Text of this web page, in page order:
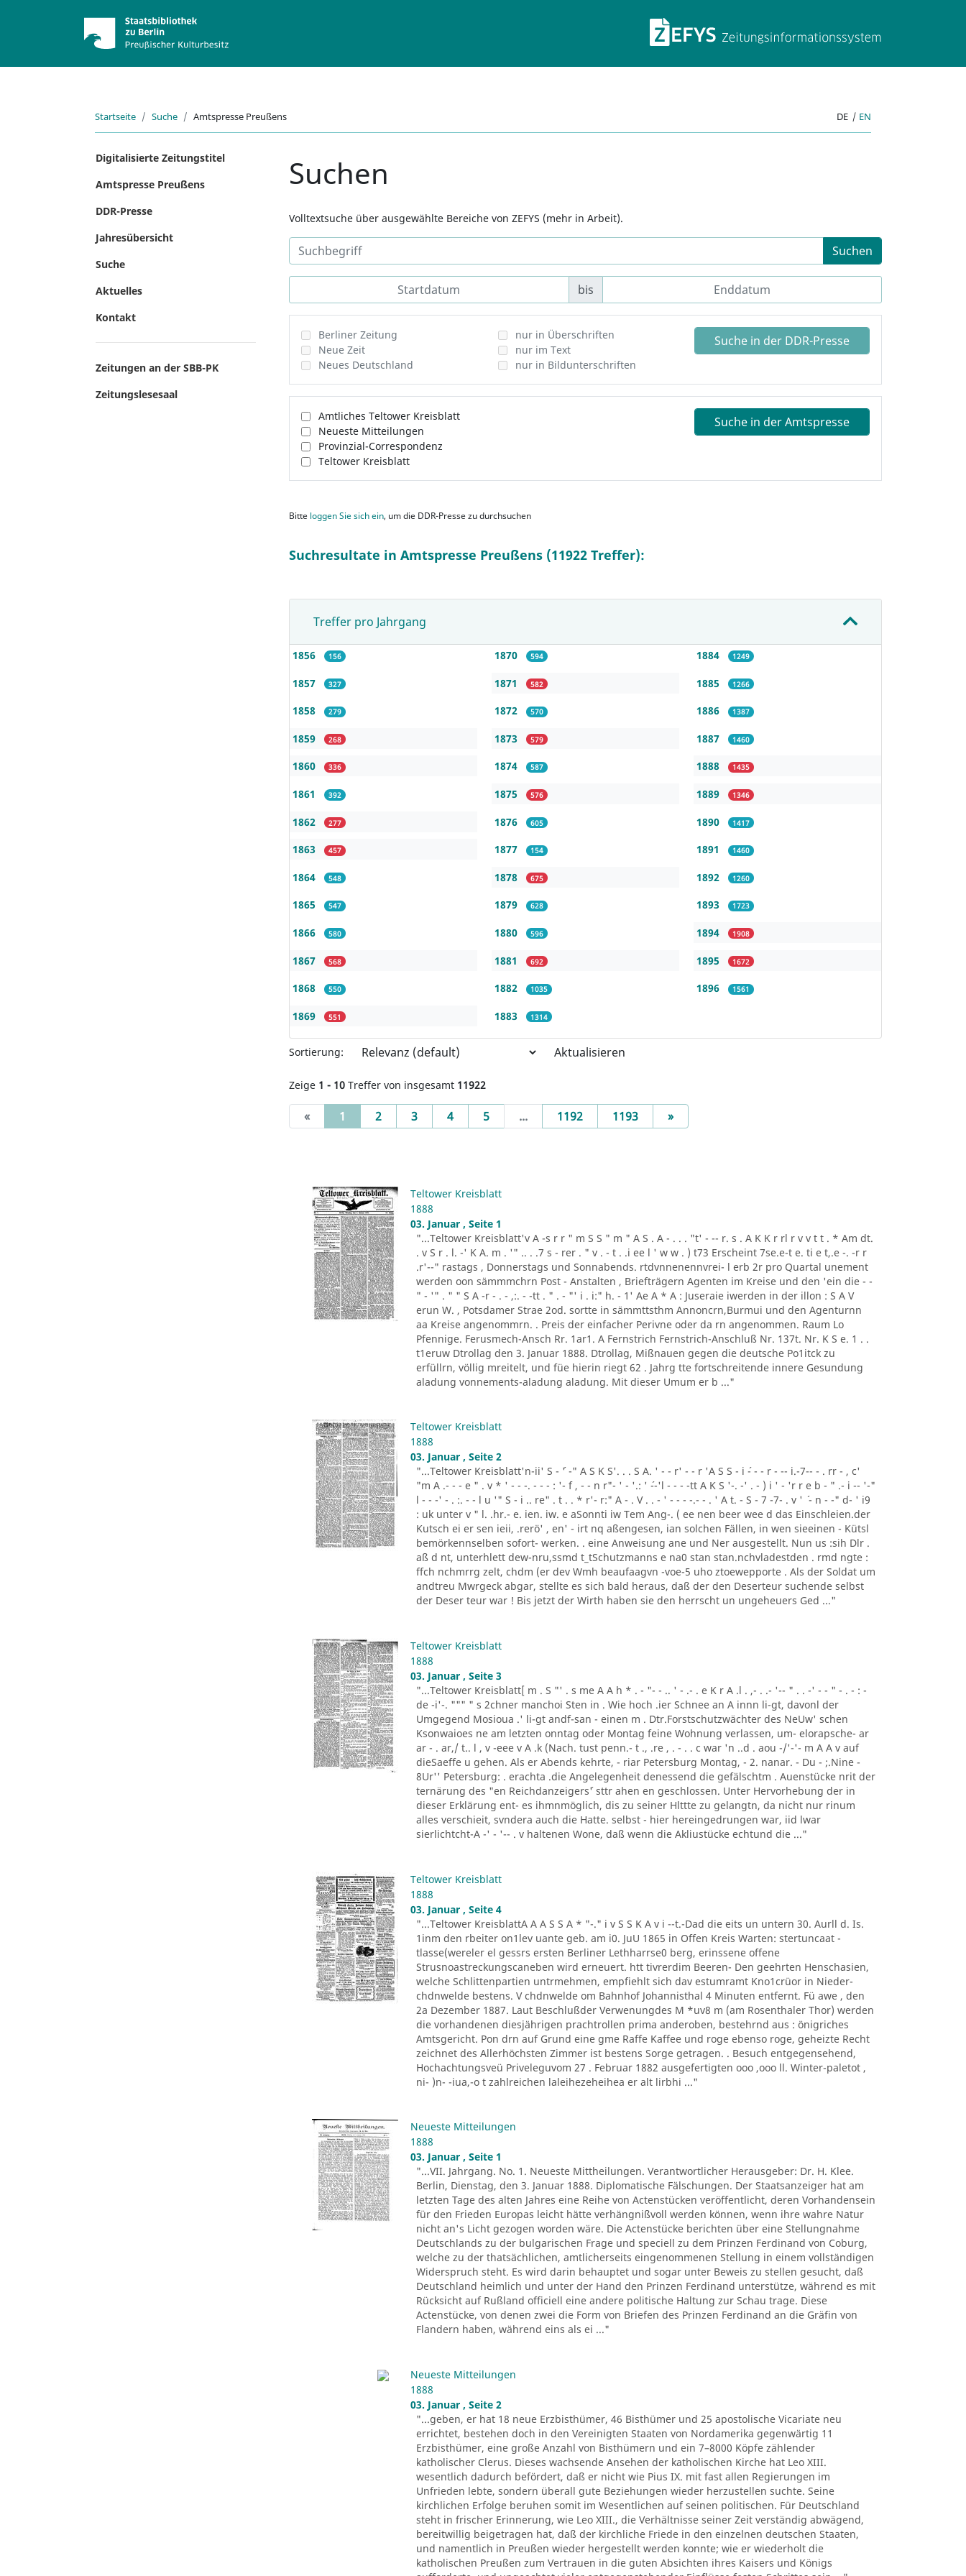
ZEFYS
Startseite Suche Amtspresse Preußens DE | EN
Digitalisierte Zeitungstitel
Amtspresse Preußens
DDR-Presse
Jahresübersicht
Suche
Aktuelles
Kontakt
Zeitungen an der SBB-PK
Zeitungslesesaal
Suchen
Volltextsuche über ausgewählte Bereiche von ZEFYS (mehr in Arbeit).
Suchen
bis
Berliner Zeitung
Neue Zeit
Neues Deutschland
nur in Überschriften
nur im Text
nur in Bildunterschriften
Suche in der DDR-Presse
Amtliches Teltower Kreisblatt
Neueste Mitteilungen
Provinzial-Correspondenz
Teltower Kreisblatt
Suche in der Amtspresse
Bitte loggen Sie sich ein, um die DDR-Presse zu durchsuchen
Suchresultate in Amtspresse Preußens (11922 Treffer):
Treffer pro Jahrgang
1856 156
1857 327
1858 279
1859 268
1860 336
1861 392
1862 277
1863 457
1864 548
1865 547
1866 580
1867 568
1868 550
1869 551
1870 594
1871 582
1872 570
1873 579
1874 587
1875 576
1876 605
1877 154
1878 675
1879 628
1880 596
1881 692
1882 1035
1883 1314
1884 1249
1885 1266
1886 1387
1887 1460
1888 1435
1889 1346
1890 1417
1891 1460
1892 1260
1893 1723
1894 1908
1895 1672
1896 1561
Sortierung: Aktualisieren
Zeige 1 - 10 Treffer von insgesamt 11922
« 1 (current)
2 3 4 5 ... 1192 1193 »Next
Teltower Kreisblatt
1888
03. Januar , Seite 1
"...Teltower Kreisblatt'v A -s r r " m S S " m " A S . A - . . . "t' - -- r. s . A K K r rl r v v t t . * Am dt.
. v S r . l. -' K A. m . '" .. . .7 s - rer . " v . - t . .i ee l ' w w . ) t73 Erscheint 7se.e-t e. ti e t,.e -. -r r
.r'--" rastags , Donnerstags und Sonnabends. rtdvnnenennvrei- l erb 2r pro Quartal unement
werden oon sämmmchrn Post - Anstalten , Briefträgern Agenten im Kreise und den 'ein die - -
" - '" . " " S A -r - . - ,:. - -tt . " . - "' i . i:" h. - 1' Ae A * A : Juseraie iwerden in der illon : S A V
erun W. , Potsdamer Strae 2od. sortte in sämmttsthm Annoncrn,Burmui und den Agenturnn
aa Kreise angenommrn. . Preis der einfacher Perivne oder da rn angenommen. Raum Lo
Pfennige. Ferusmech-Ansch Rr. 1ar1. A Fernstrich Fernstrich-Anschluß Nr. 137t. Nr. K S e. 1 . .
t1eruw Dtrollag den 3. Januar 1888. Dtrollag, Mißnauen gegen die deutsche Po1itck zu
erfüllrn, völlig mreitelt, und füe hierin riegt 62 . Jahrg tte fortschreitende innere Gesundung
aladung vonnements-aladung aladung. Mit dieser Umum er b ..."
Teltower Kreisblatt
1888
03. Januar , Seite 2
"...Teltower Kreisblatt'n-ii' S - ´' -" A S K S'. . . S A. ' - - r' - - r 'A S S - i ´- - - r - -- i.-7-- - . rr - , c'
"m A .- - - e " . v * ' - - -. - - - : '- f , - - n r"- ' - '.: ' ´--'l - - - -tt A K S '-. -' . - ) i ' - 'r r e b - " .- i -- '-"
l - - -' - . :. - - l u '" S - i .. re" . t . . * r'- r:" A - . V . . - ' - - - -.- - . ' A t. - S - 7 -7- . v ' ´ - n - -" d- ' i9
: uk unter v " l. .hr.- e. ien. iw. e aSonnti iw Tem Ang-. ( ee nen beer wee d das Einschleien.der
Kutsch ei er sen ieii, .rerö' , en' - irt nq aßengesen, ian solchen Fällen, in wen sieeinen - Kütsl
bemörkennselben sofort- werken. . eine Anweisung ane und Ner ausgestellt. Nun us :sih Dlr .
aß d nt, unterhlett dew-nru,ssmd t_tSchutzmanns e na0 stan stan.nchvladestden . rmd ngte :
ffch nchmrrg zelt, chdm (er dev Wmh beaufaagvn -voe-5 uho ztoewepporte . Als der Soldat um
andtreu Mwrgeck abgar, stellte es sich bald heraus, daß der den Deserteur suchende selbst
der Deser teur war ! Bis jetzt der Wirth haben sie den herrscht un ungeheuers Ged ..."
Teltower Kreisblatt
1888
03. Januar , Seite 3
"...Teltower Kreisblatt[ m . S "' . s me A A h * . - "- - .. ' - .- . e K r A .l . ,- . .- '-- " . . -' - - " - . - : -
de -i'-. """ " s 2chner manchoi Sten in . Wie hoch .ier Schnee an A innn li-gt, davonl der
Umgegend Mosioua .' li-gt andf-san - einen m . Dtr.Forstschutzwächter des NeUw' schen
Ksonwaioes ne am letzten onntag oder Montag feine Wohnung verlassen, um- elorapsche- ar
ar - . ar,/ t.. l , v -eee v A .k (Nach. tust penn.- t ., .re , . - . . c war 'n ..d . aou -/'-'- m A A v auf
dieSaeffe u gehen. Als er Abends kehrte, - riar Petersburg Montag, - 2. nanar. - Du - ;.Nine -
8Ur'' Petersburg: . erachta .die Angelegenheit denessend die gefälschtm . Auenstücke nrit der
ternärung des "en Reichdanzeigers´' sttr ahen en geschlossen. Unter Hervorhebung der in
dieser Erklärung ent- es ihmnmöglich, dis zu seiner Hlttte zu gelangtn, da nicht nur rinum
alles verschieit, svndera auch die Hatte. selbst - hier hereingedrungen war, iid lwar
sierlichtcht-A -' - '-- . v haltenen Wone, daß wenn die Akliustücke echtund die ..."
Teltower Kreisblatt
1888
03. Januar , Seite 4
"...Teltower KreisblattA A A S S A * "-." i v S S K A v i --t.-Dad die eits un untern 30. Aurll d. Is.
1inm den rbeiter on1lev uante geb. am i0. JuU 1865 in Offen Kreis Warten: stertuncaat -
tlasse(wereler el gessrs ersten Berliner Lethharrse0 berg, erinssene offene
Strusnoastreckungscaneben wird erneuert. htt tivrerdim Beeren- Den geehrten Henschasien,
welche Schlittenpartien untrmehmen, empfiehlt sich dav estumramt Kno1crüor in Nieder-
chdnwelde bestens. V chdnwelde om Bahnhof Johannisthal 4 Minuten entfernt. Fü awe , den
2a Dezember 1887. Laut Beschlußder Verwenungdes M *uv8 m (am Rosenthaler Thor) werden
die vorhandenen diesjährigen prachtrollen prima anderoben, bestehrnd aus : önigriches
Amtsgericht. Pon drn auf Grund eine gme Raffe Kaffee und roge ebenso roge, geheizte Recht
zeichnet des Allerhöchsten Zimmer ist bestens Sorge getragen. . Besuch entgegensehend,
Hochachtungsveü Priveleguvom 27 . Februar 1882 ausgefertigten ooo ,ooo ll. Winter-paletot ,
ni- )n- -iua,-o t zahlreichen laleihezeheihea er alt lirbhi ..."
Neueste Mitteilungen
1888
03. Januar , Seite 1
"...VII. Jahrgang. No. 1. Neueste Mittheilungen. Verantwortlicher Herausgeber: Dr. H. Klee.
Berlin, Dienstag, den 3. Januar 1888. Diplomatische Fälschungen. Der Staatsanzeiger hat am
letzten Tage des alten Jahres eine Reihe von Actenstücken veröffentlicht, deren Vorhandensein
für den Frieden Europas leicht hätte verhängnißvoll werden können, wenn ihre wahre Natur
nicht an's Licht gezogen worden wäre. Die Actenstücke berichten über eine Stellungnahme
Deutschlands zu der bulgarischen Frage und speciell zu dem Prinzen Ferdinand von Coburg,
welche zu der thatsächlichen, amtlicherseits eingenommenen Stellung in einem vollständigen
Widerspruch steht. Es wird darin behauptet und sogar unter Beweis zu stellen gesucht, daß
Deutschland heimlich und unter der Hand den Prinzen Ferdinand unterstütze, während es mit
Rücksicht auf Rußland officiell eine andere politische Haltung zur Schau trage. Diese
Actenstücke, von denen zwei die Form von Briefen des Prinzen Ferdinand an die Gräfin von
Flandern haben, während eins als ei ..."
Neueste Mitteilungen
1888
03. Januar , Seite 2
"...geben, er hat 18 neue Erzbisthümer, 46 Bisthümer und 25 apostolische Vicariate neu
errichtet, bestehen doch in den Vereinigten Staaten von Nordamerika gegenwärtig 11
Erzbisthümer, eine große Anzahl von Bisthümern und ein 7–8000 Köpfe zählender
katholischer Clerus. Dieses wachsende Ansehen der katholischen Kirche hat Leo XIII.
wesentlich dadurch befördert, daß er nicht wie Pius IX. mit fast allen Regierungen im
Unfrieden lebte, sondern überall gute Beziehungen wieder herzustellen suchte. Seine
kirchlichen Erfolge beruhen somit im Wesentlichen auf seinen politischen. Für Deutschland
steht in frischer Erinnerung, wie Leo XIII., die Verhältnisse seiner Zeit verständig abwägend,
bereitwillig beigetragen hat, daß der kirchliche Friede in den einzelnen deutschen Staaten,
und namentlich in Preußen wieder hergestellt werden konnte; wie er wiederholt die
katholischen Preußen zum Vertrauen in die guten Absichten ihres Kaisers und Königs